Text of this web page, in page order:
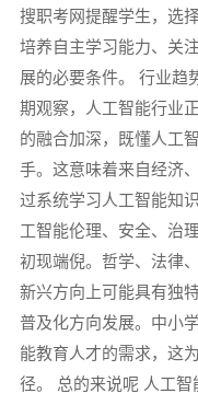
搜职考网提醒学生，选
培养自主学习能力、关
展的必要条件。 行业趋
期观察，人工智能行业
的融合加深，既懂人工
手。这意味着来自经济
过系统学习人工智能知
工智能伦理、安全、治
初现端倪。哲学、法律
新兴方向上可能具有独
普及化方向发展。中小
能教育人才的需求，这
径。 总的来说呢 人工